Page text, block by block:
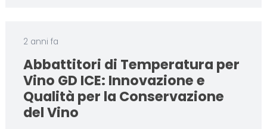
2 anni fa
Abbattitori di Temperatura per
Vino GD ICE: Innovazione e
Qualità per la Conservazione
del Vino